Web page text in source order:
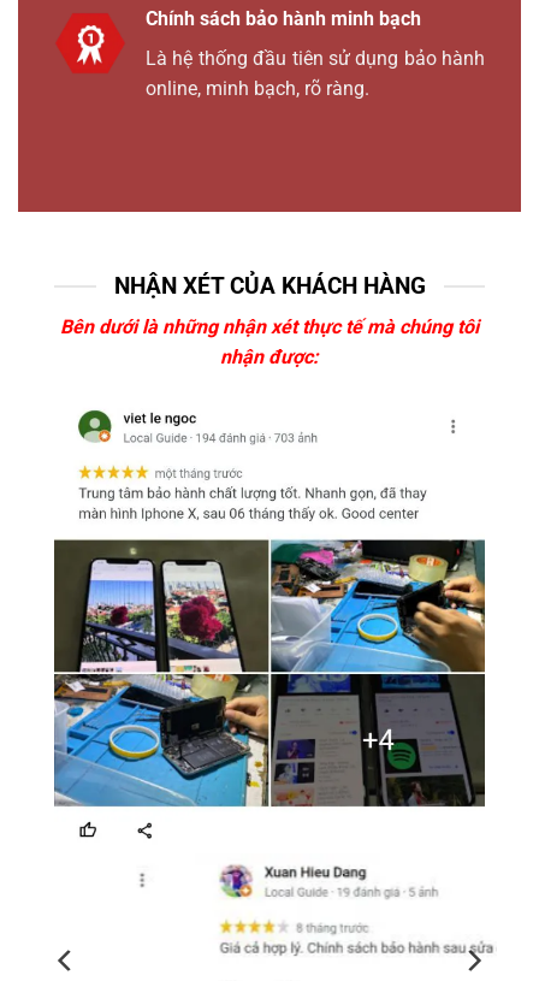
Chính sách bảo hành minh bạch
Là hệ thống đầu tiên sử dụng bảo hành
online, minh bạch, rõ ràng.
NHẬN XÉT CỦA KHÁCH HÀNG
Bên dưới là những nhận xét thực tế mà chúng tôi
nhận được: